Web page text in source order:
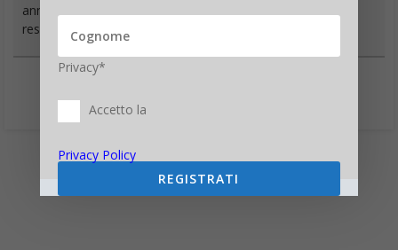
anni al Gruppo Sole 24 Ore. È il fondatore e direttore
responsabile di Digitalic
Privacy*
Accetto la
Privacy Policy
REGISTRATI